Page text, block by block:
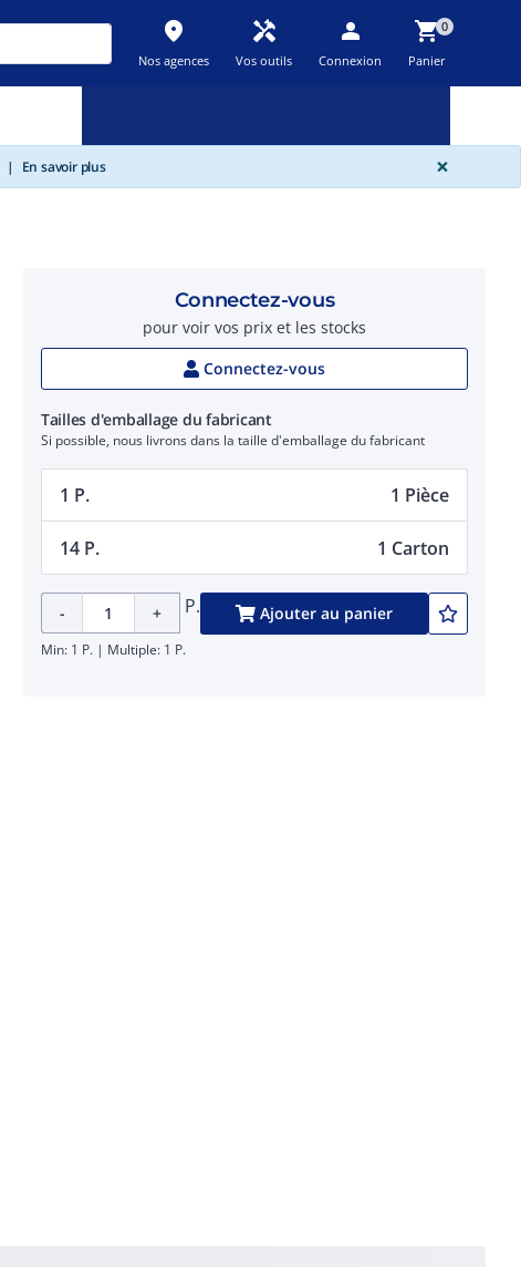
place
Nos agences
handyman
Vos outils
person
Connexion
shopping_cart0
Panier
| En savoir plus ×
Connectez-vous
pour voir vos prix et les stocks
Connectez-vous
Tailles d'emballage du fabricant
Si possible, nous livrons dans la taille d'emballage du fabricant
1 P. 1 Pièce
14 P. 1 Carton
- + P. Ajouter au panier
Min: 1 P. | Multiple: 1 P.